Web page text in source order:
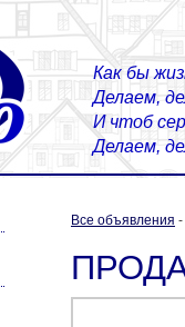
Как бы
Делаем,
И чтоб
Делаем,
Все объявления -